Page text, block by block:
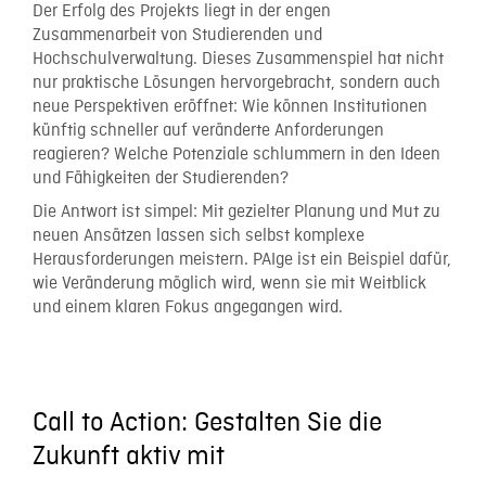
Der Erfolg des Projekts liegt in der engen
Zusammenarbeit von Studierenden und
Hochschulverwaltung. Dieses Zusammenspiel hat nicht
nur praktische Lösungen hervorgebracht, sondern auch
neue Perspektiven eröffnet: Wie können Institutionen
künftig schneller auf veränderte Anforderungen
reagieren? Welche Potenziale schlummern in den Ideen
und Fähigkeiten der Studierenden?
Die Antwort ist simpel: Mit gezielter Planung und Mut zu
neuen Ansätzen lassen sich selbst komplexe
Herausforderungen meistern. PAIge ist ein Beispiel dafür,
wie Veränderung möglich wird, wenn sie mit Weitblick
und einem klaren Fokus angegangen wird.
Call to Action: Gestalten Sie die
Zukunft aktiv mit